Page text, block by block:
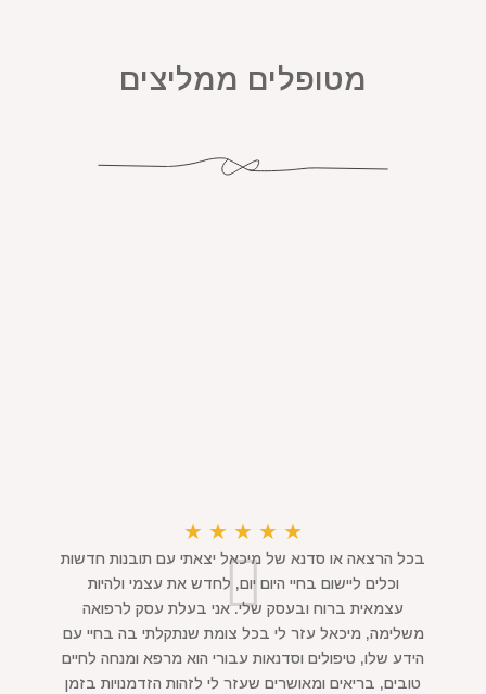
מטופלים ממליצים
★
★
★
★
★
בכל הרצאה או סדנא של מיכאל יצאתי עם תובנות חדשות
וכלים ליישום בחיי היום יום, לחדש את עצמי ולהיות
עצמאית ברוח ובעסק שלי. אני בעלת עסק לרפואה
משלימה, מיכאל עזר לי בכל צומת שנתקלתי בה בחיי עם
הידע שלו, טיפולים וסדנאות עבורי הוא מרפא ומנחה לחיים
טובים, בריאים ומאושרים שעזר לי לזהות הזדמנויות בזמן